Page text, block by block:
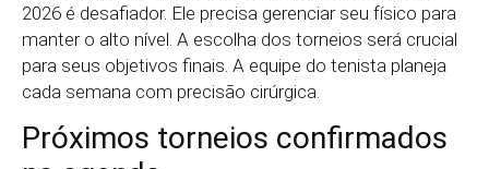
2026 é desafiador. Ele precisa gerenciar seu físico para
manter o alto nível. A escolha dos torneios será crucial
para seus objetivos finais. A equipe do tenista planeja
cada semana com precisão cirúrgica.
Próximos torneios confirmados